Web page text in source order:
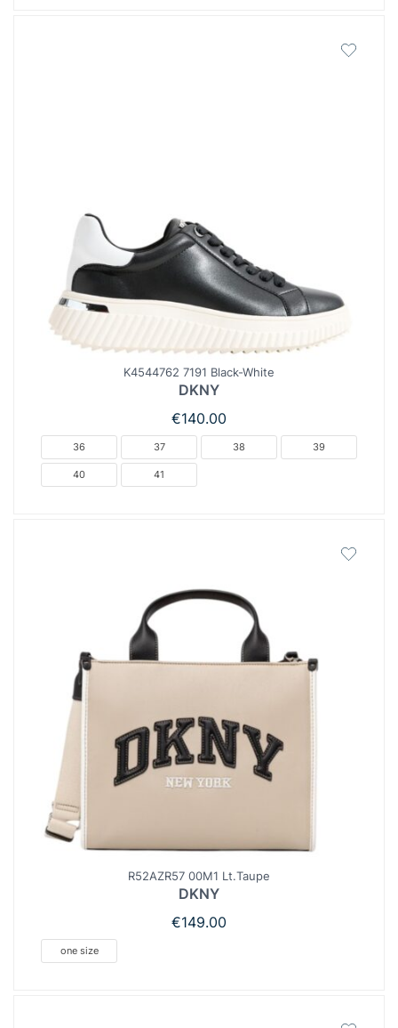
K4544762 7191 Black-White
DKNY
€140.00
36 37 38 39
40 41
R52AZR57 00M1 Lt.Taupe
DKNY
€149.00
one size